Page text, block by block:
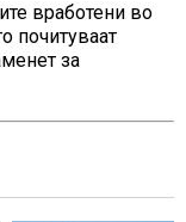
вработени во
почитуваат
за